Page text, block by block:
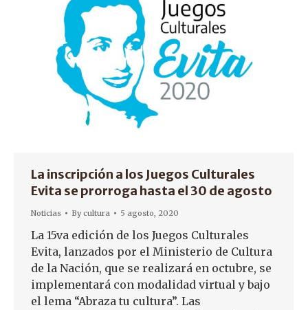
La inscripción a los Juegos Culturales
Evita se prorroga hasta el 30 de agosto
Noticias Bycultura 5 agosto, 2020
La 15va edición de los Juegos Culturales
Evita, lanzados por el Ministerio de Cultura
de la Nación, que se realizará en octubre, se
implementará con modalidad virtual y bajo
el lema “Abraza tu cultura”. Las